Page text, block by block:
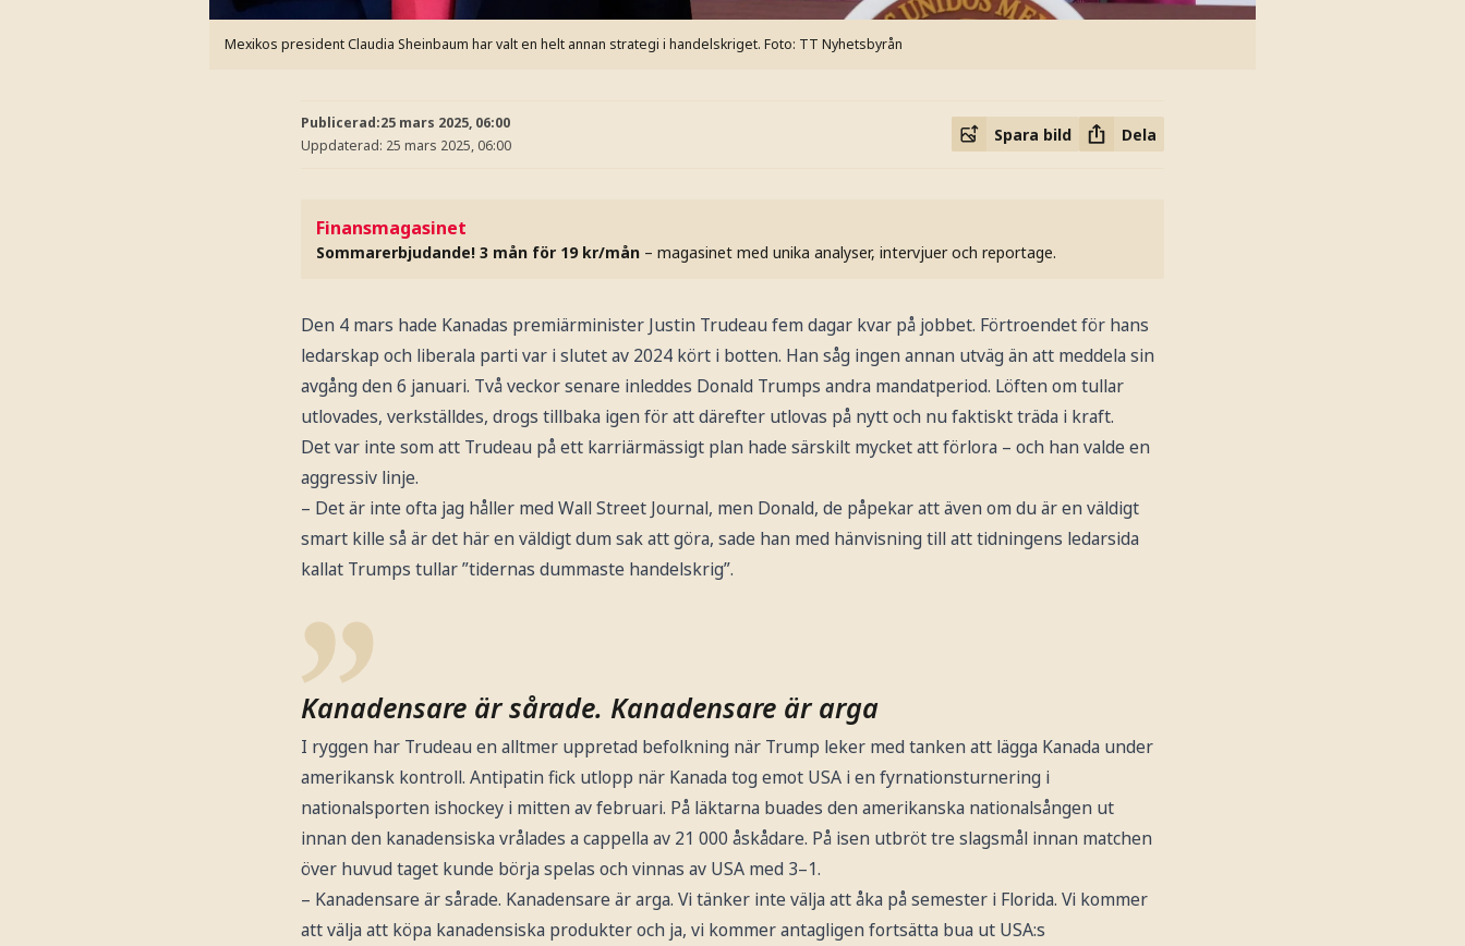
Mexikos president Claudia Sheinbaum har valt en helt annan strategi i handelskriget. Foto: TT Nyhetsbyrån
Publicerad:25 mars 2025, 06:00
Uppdaterad: 25 mars 2025, 06:00
Spara bild Dela
Finansmagasinet
Sommarerbjudande! 3 mån för 19 kr/mån – magasinet med unika analyser, intervjuer och reportage.
Den 4 mars hade Kanadas premiärminister Justin Trudeau fem dagar kvar på jobbet. Förtroendet för hans
ledarskap och liberala parti var i slutet av 2024 kört i botten. Han såg ingen annan utväg än att meddela sin
avgång den 6 januari. Två veckor senare inleddes Donald Trumps andra mandatperiod. Löften om tullar
utlovades, verkställdes, drogs tillbaka igen för att därefter utlovas på nytt och nu faktiskt träda i kraft.
Det var inte som att Trudeau på ett karriärmässigt plan hade särskilt mycket att förlora – och han valde en
aggressiv linje.
– Det är inte ofta jag håller med Wall Street Journal, men Donald, de påpekar att även om du är en väldigt
smart kille så är det här en väldigt dum sak att göra, sade han med hänvisning till att tidningens ledarsida
kallat Trumps tullar ”tidernas dummaste handelskrig”.
Kanadensare är sårade. Kanadensare är arga
I ryggen har Trudeau en alltmer uppretad befolkning när Trump leker med tanken att lägga Kanada under
amerikansk kontroll. Antipatin fick utlopp när Kanada tog emot USA i en fyrnationsturnering i
nationalsporten ishockey i mitten av februari. På läktarna buades den amerikanska nationalsången ut
innan den kanadensiska vrålades a cappella av 21 000 åskådare. På isen utbröt tre slagsmål innan matchen
över huvud taget kunde börja spelas och vinnas av USA med 3–1.
– Kanadensare är sårade. Kanadensare är arga. Vi tänker inte välja att åka på semester i Florida. Vi kommer
att välja att köpa kanadensiska produkter och ja, vi kommer antagligen fortsätta bua ut USA:s